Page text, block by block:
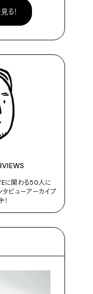
る！
に関わる50人に
ビューアーカイブ